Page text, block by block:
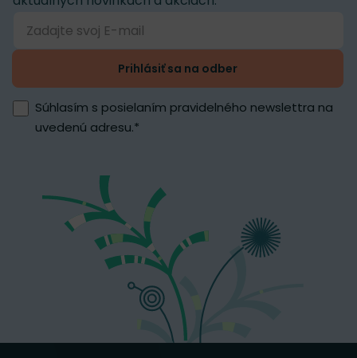
Prihlásiť sa na odber
Súhlasím s posielaním pravidelného newslettra na
uvedenú adresu.*